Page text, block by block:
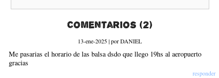
Comentarios (2)
13-ene-2025 | por DANIEL
Me pasarias el horario de las balsa dsdo que llego 19hs al aeropuerto
gracias
responder